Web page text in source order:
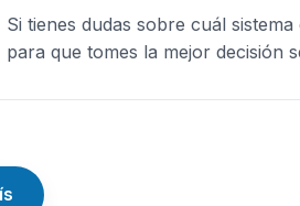
Si tienes dudas sobre cuál
para que tomes la mejor decisión